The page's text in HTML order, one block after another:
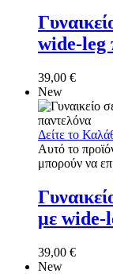
wide-leg
39,00 €
New
Δείτε το
Αυτό το
μπορούν να
με wide-
39,00 €
New